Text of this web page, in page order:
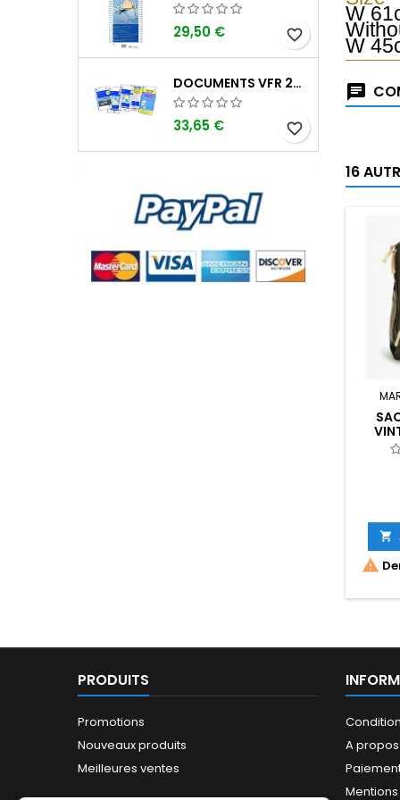
29,50 € favorite_border
DOCUMENTS VFR 2026 SIA EDITION 1
33,65 € favorite_border
W
W
16


PRODUITS
Promotions
Nouveaux produits
Meilleures ventes
A propos